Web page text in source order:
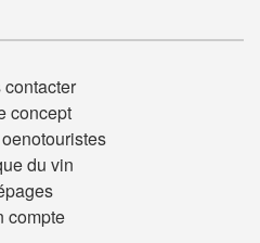
contacter
concept
du vin
compte